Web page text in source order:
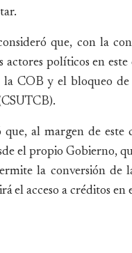
que, con la
actores políticos en
COB y el bloqueo de
al margen de este
el propio Gobierno,
la conversión de
el acceso a créditos en